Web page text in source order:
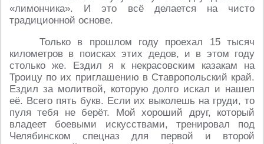
«лимончика». И это всё делается на чисто
традиционной основе.
Только в прошлом году проехал 15 тысяч
километров в поисках этих дедов, и в этом году
столько же. Ездил я к некрасовским казакам на
Троицу по их приглашению в Ставропольский край.
Ездил за молитвой, которую долго искал и нашел
её. Всего пять букв. Если их выколешь на груди, то
пуля тебя не берёт. Мой хороший друг, который
владеет боевыми искусствами, тренировал под
Челябинском спецназ для первой и второй